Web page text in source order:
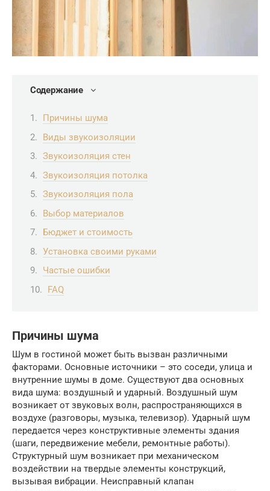
Содержание
Причины шума
Виды звукоизоляции
Звукоизоляция стен
Звукоизоляция потолка
Звукоизоляция пола
Выбор материалов
Бюджет и стоимость
Установка своими руками
Частые ошибки
FAQ
Причины шума
Шум в гостиной может быть вызван различными
факторами. Основные источники – это соседи, улица и
внутренние шумы в доме. Существуют два основных
вида шума: воздушный и ударный. Воздушный шум
возникает от звуковых волн, распространяющихся в
воздухе (разговоры, музыка, телевизор). Ударный шум
передается через конструктивные элементы здания
(шаги, передвижение мебели, ремонтные работы).
Структурный шум возникает при механическом
воздействии на твердые элементы конструкций,
вызывая вибрации. Неисправный клапан